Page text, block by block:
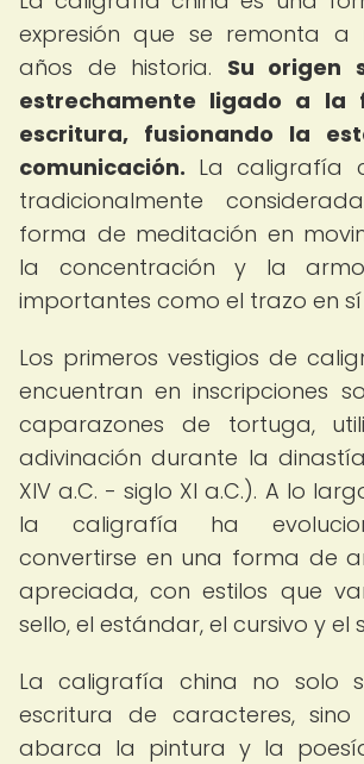
expresión que se remonta a
años de historia. Su origen
estrechamente ligado a la
escritura, fusionando la
comunicación. La caligrafía
tradicionalmente
forma de meditación en
la concentración y la
importantes como el trazo en sí
Los primeros vestigios de
encuentran en inscripciones
caparazones de tortuga,
adivinación durante la
XIV a.C. - siglo XI a.C.). A lo
la caligrafía ha
convertirse en una forma de
apreciada, con estilos que
sello, el estándar, el cursivo y el
La caligrafía china no solo
escritura de caracteres,
abarca la pintura y la